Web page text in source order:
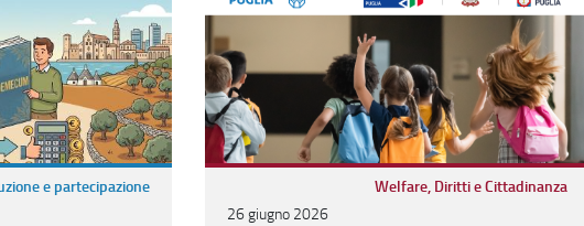
e partecipazione
Welfare, Diritti e Cittadinanza
26 giugno 2026